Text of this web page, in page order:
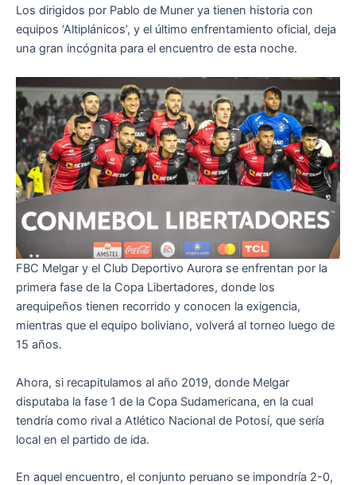
Los dirigidos por Pablo de Muner ya tienen historia con
equipos ‘Altiplánicos’, y el último enfrentamiento oficial, deja
una gran incógnita para el encuentro de esta noche.
FBC Melgar y el Club Deportivo Aurora se enfrentan por la
primera fase de la Copa Libertadores, donde los
arequipeños tienen recorrido y conocen la exigencia,
mientras que el equipo boliviano, volverá al torneo luego de
15 años.
Ahora, si recapitulamos al año 2019, donde Melgar
disputaba la fase 1 de la Copa Sudamericana, en la cual
tendría como rival a Atlético Nacional de Potosí, que sería
local en el partido de ida.
En aquel encuentro, el conjunto peruano se impondría 2-0,